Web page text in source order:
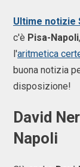
Ultime notizie
c'è Pisa-Napoli
l'aritmetica
buona notizia
disposizione!
David
Napoli